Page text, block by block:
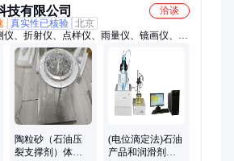
技有限公司
洽谈
真实性已核验 北京
仪、折射仪、点样仪、雨量仪、镜画仪、测
陶粒砂（石油压
裂支撑剂）体积
(电位滴定法)石油
产品和润滑剂酸